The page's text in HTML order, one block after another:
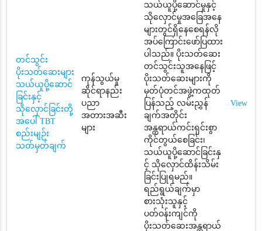
တင်သွင်း
ပိုးသတ်ဆေးများ
သယ်ယူပို့ဆောင်
ခြင်းနှင့်
သိုလှောင်ခြင်းတို့
အပေါ် TBT
စည်းမျဉ်း
သတ်မှတ်ချက်
ကုန်သွယ်မှု
ဆိုင်ရာနည်း
ပညာ
အတားအဆီး
များ
သယ်ယူပို့ဆောင်မှုနှင့်
သိုလှောင်မှုအခြေအနေ
များတွင်ရှိနေစေရန်လို
အပ်ကြောင်းဖော်ပြထား
ပါသည်။ ပိုးသတ်ဆေး
တင်သွင်းသူအနေဖြင့်
ပိုးသတ်ဆေးများကို
မှတ်ပုံတင်အဖွဲ့ကထုတ်
ပြန်သည့် လမ်းညွှန်
ချက်အတိုင်း
အန္တရာယ်ကင်းရှင်းစွာ
ကိုင်တွယ်စေခြင်း၊
သယ်ယူပို့ဆောင်ခြင်းနှ
င့် သိုလှောင်ထိန်းသိမ်း
ခြင်းပြုရမည်။
ရည်ရွယ်ချက်မှာ
စားသုံးသူနှင့်
ပတ်ဝန်းကျင်ကို
ပိုးသတ်ဆေးအန္တရာယ်
View